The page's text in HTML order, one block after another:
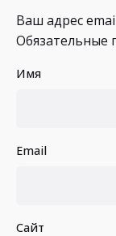
Ваш адрес
Обязательные
Имя
Email
Сайт